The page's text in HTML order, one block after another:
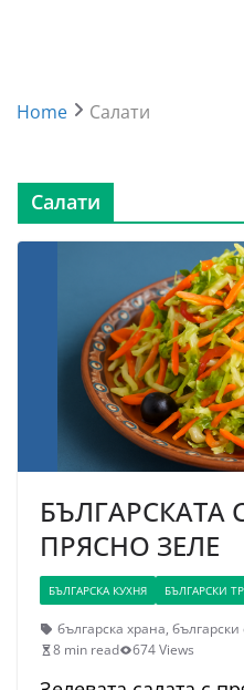
Home Салати
Салати
БЪЛГАРСКАТА
ПРЯСНО ЗЕЛЕ
БЪЛГАРСКА КУХНЯ БЪЛГАРСКИ
българска храна, български
8 min read
674 Views